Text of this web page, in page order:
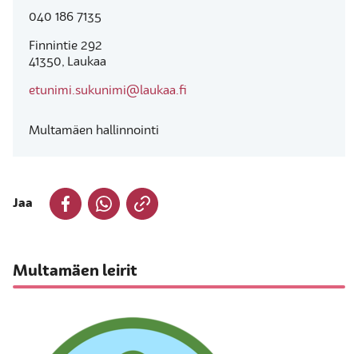
040 186 7135
Finnintie 292
41350, Laukaa
etunimi.sukunimi@laukaa.fi
Multamäen hallinnointi
Jaa
Multamäen leirit